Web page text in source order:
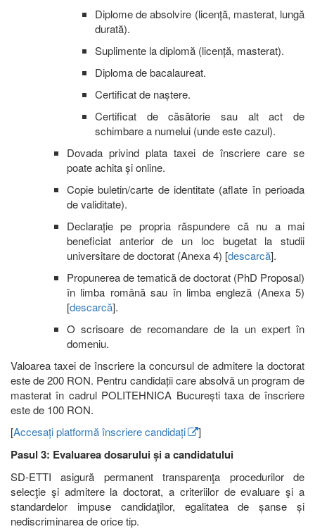
Diplome de absolvire (licență, masterat, lungă
durată).
Suplimente la diplomă (licență, masterat).
Diploma de bacalaureat.
Certificat de naștere.
Certificat de căsătorie sau alt act de
schimbare a numelui (unde este cazul).
Dovada privind plata taxei de înscriere care se
poate achita și online.
Copie buletin/carte de identitate (aflate în perioada
de validitate).
Declarație pe propria răspundere că nu a mai
beneficiat anterior de un loc bugetat la studii
universitare de doctorat (Anexa 4) [descarcă].
Propunerea de tematică de doctorat (PhD Proposal)
în limba română sau în limba engleză (Anexa 5)
[descarcă].
O scrisoare de recomandare de la un expert în
domeniu.
Valoarea taxei de înscriere la concursul de admitere la doctorat
este de 200 RON. Pentru candidații care absolvă un program de
masterat în cadrul POLITEHNICA București taxa de înscriere
este de 100 RON.
[Accesați platformă înscriere candidați ]
Pasul 3: Evaluarea dosarului și a candidatului
SD-ETTI asigură permanent transparenţa procedurilor de
selecţie şi admitere la doctorat, a criteriilor de evaluare şi a
standardelor impuse candidaţilor, egalitatea de șanse și
nediscriminarea de orice tip.